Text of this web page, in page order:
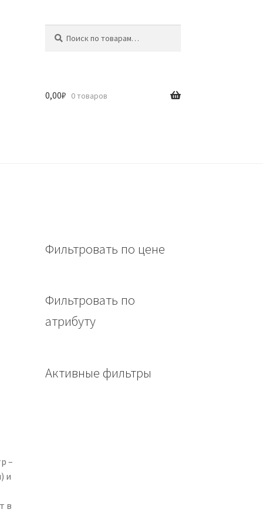
0,00₽ 0 товаров
–
и
в
Фильтровать по цене
Фильтровать по
атрибуту
Активные фильтры